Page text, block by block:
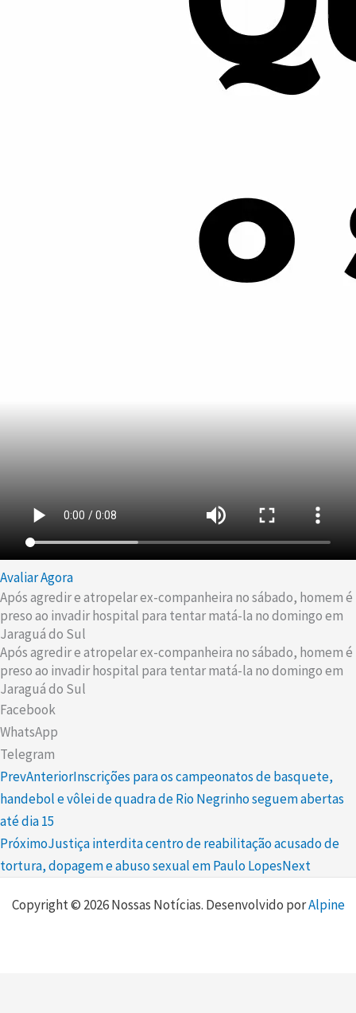
Avaliar Agora
Após agredir e atropelar ex-companheira no sábado, homem é
preso ao invadir hospital para tentar matá-la no domingo em
Jaraguá do Sul
Após agredir e atropelar ex-companheira no sábado, homem é
preso ao invadir hospital para tentar matá-la no domingo em
Jaraguá do Sul
Facebook
WhatsApp
Telegram
PrevAnteriorInscrições para os campeonatos de basquete,
handebol e vôlei de quadra de Rio Negrinho seguem abertas
até dia 15
PróximoJustiça interdita centro de reabilitação acusado de
tortura, dopagem e abuso sexual em Paulo LopesNext
Copyright © 2026 Nossas Notícias. Desenvolvido porAlpine